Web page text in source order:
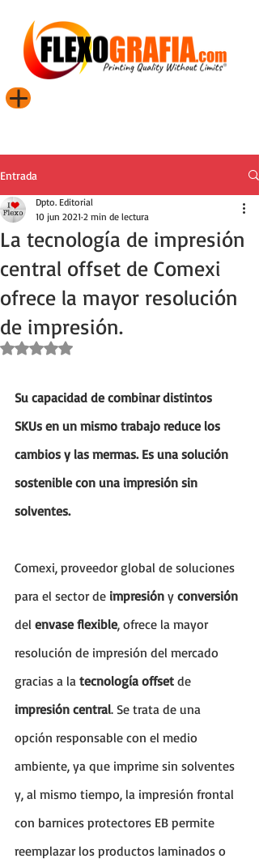
Entrada
La tecnología de impresión
central offset de Comexi
ofrece la mayor resolución
de impresión.
Dpto. Editorial
10 jun 2021 2 min de lectura
Obtuvo NaN de 5 estrellas.
Su capacidad de combinar distintos
SKUs en un mismo trabajo reduce los
cambios y las mermas. Es una solución
sostenible con una impresión sin
solventes.
Comexi, proveedor global de soluciones
para el sector de impresión y conversión
del envase flexible, ofrece la mayor
resolución de impresión del mercado
gracias a la tecnología offset de
impresión central. Se trata de una
opción responsable con el medio
ambiente, ya que imprime sin solventes
y, al mismo tiempo, la impresión frontal
con barnices protectores EB permite
reemplazar los productos laminados o